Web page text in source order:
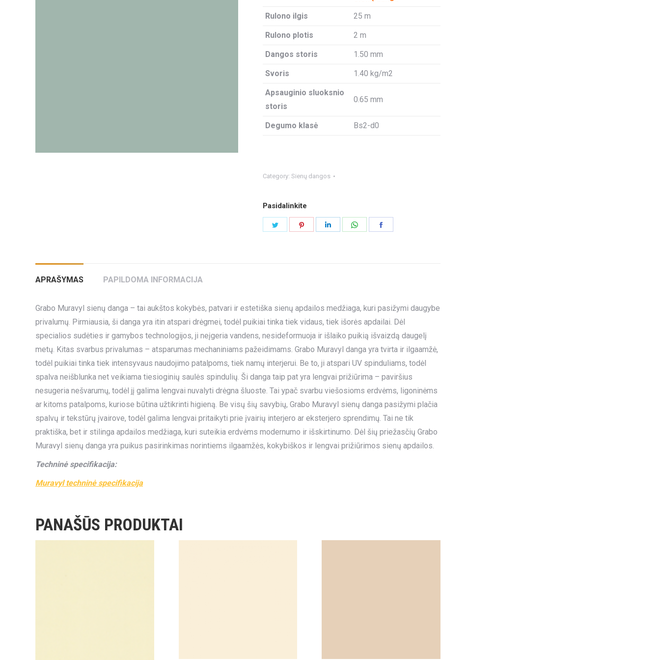
Rulono ilgis 25 m
Rulono plotis 2 m
Dangos storis 1.50 mm
Svoris 1.40 kg/m2
Apsauginio sluoksnio
storis
0.65 mm
Degumo klasė Bs2-d0
Category: Sienų dangos
Pasidalinkite
Share
Share
APRAŠYMAS PAPILDOMA INFORMACIJA
Grabo Muravyl sienų danga – tai aukštos kokybės, patvari ir estetiška sienų apdailos medžiaga, kuri pasižymi daugybe
privalumų. Pirmiausia, ši danga yra itin atspari drėgmei, todėl puikiai tinka tiek vidaus, tiek išorės apdailai. Dėl
specialios sudėties ir gamybos technologijos, ji neįgeria vandens, nesideformuoja ir išlaiko puikią išvaizdą daugelį
metų. Kitas svarbus privalumas – atsparumas mechaniniams pažeidimams. Grabo Muravyl danga yra tvirta ir ilgaamžė,
todėl puikiai tinka tiek intensyvaus naudojimo patalpoms, tiek namų interjerui. Be to, ji atspari UV spinduliams, todėl
spalva neišblunka net veikiama tiesioginių saulės spindulių. Ši danga taip pat yra lengvai prižiūrima – paviršius
nesugeria nešvarumų, todėl jį galima lengvai nuvalyti drėgna šluoste. Tai ypač svarbu viešosioms erdvėms, ligoninėms
ar kitoms patalpoms, kuriose būtina užtikrinti higieną. Be visų šių savybių, Grabo Muravyl sienų danga pasižymi plačia
spalvų ir tekstūrų įvairove, todėl galima lengvai pritaikyti prie įvairių interjero ar eksterjero sprendimų. Tai ne tik
praktiška, bet ir stilinga apdailos medžiaga, kuri suteikia erdvėms modernumo ir išskirtinumo. Dėl šių priežasčių Grabo
Muravyl sienų danga yra puikus pasirinkimas norintiems ilgaamžės, kokybiškos ir lengvai prižiūrimos sienų apdailos.
Techninė specifikacija:
Muravyl techninė specifikacija
PANAŠŪS PRODUKTAI